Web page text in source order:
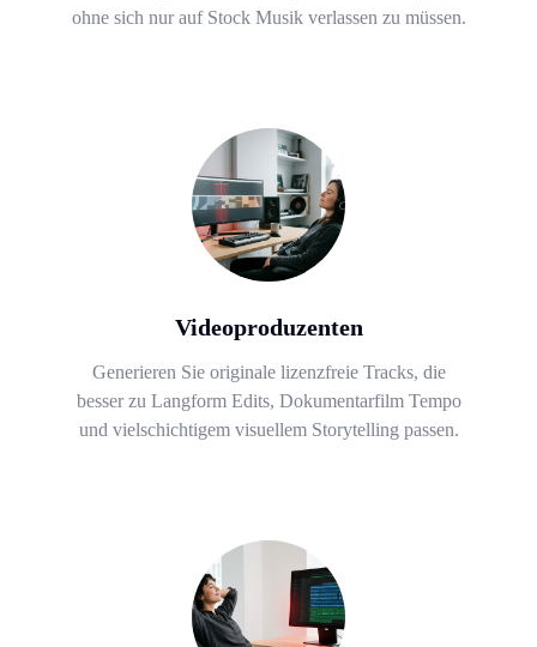
ohne sich nur auf Stock Musik verlassen zu müssen.
Videoproduzenten
Generieren Sie originale lizenzfreie Tracks, die
besser zu Langform Edits, Dokumentarfilm Tempo
und vielschichtigem visuellem Storytelling passen.